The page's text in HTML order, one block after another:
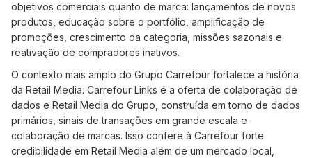
objetivos comerciais quanto de marca: lançamentos de novos
produtos, educação sobre o portfólio, amplificação de
promoções, crescimento da categoria, missões sazonais e
reativação de compradores inativos.
O contexto mais amplo do Grupo Carrefour fortalece a história
da Retail Media. Carrefour Links é a oferta de colaboração de
dados e Retail Media do Grupo, construída em torno de dados
primários, sinais de transações em grande escala e
colaboração de marcas. Isso confere à Carrefour forte
credibilidade em Retail Media além de um mercado local,